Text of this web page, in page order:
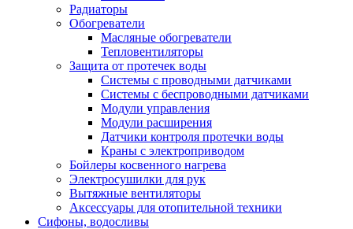
Радиаторы
Обогреватели
Масляные обогреватели
Тепловентиляторы
Защита от протечек воды
Системы с проводными датчиками
Системы с беспроводными датчиками
Модули управления
Модули расширения
Датчики контроля протечки воды
Краны с электроприводом
Бойлеры косвенного нагрева
Электросушилки для рук
Вытяжные вентиляторы
Аксессуары для отопительной техники
Сифоны, водосливы